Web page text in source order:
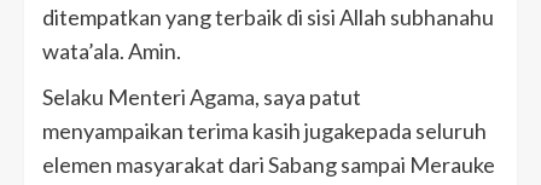
ditempatkan yang terbaik di sisi Allah subhanahu
wata’ala. Amin.
Selaku Menteri Agama, saya patut
menyampaikan terima kasih jugakepada seluruh
elemen masyarakat dari Sabang sampai Merauke